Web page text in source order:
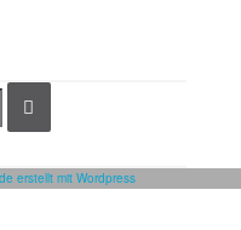
SUCHEN
erstellt mit Wordpress